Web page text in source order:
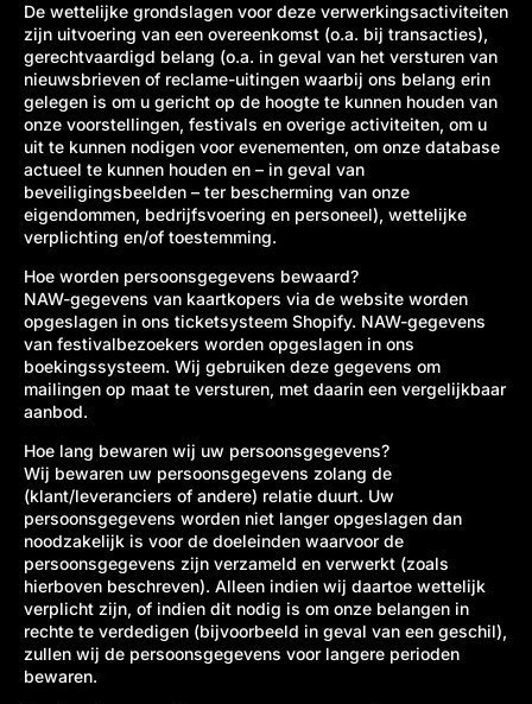
De wettelijke grondslagen voor deze verwerkingsactiviteiten
zijn uitvoering van een overeenkomst (o.a. bij transacties),
gerechtvaardigd belang (o.a. in geval van het versturen van
nieuwsbrieven of reclame-uitingen waarbij ons belang erin
gelegen is om u gericht op de hoogte te kunnen houden van
onze voorstellingen, festivals en overige activiteiten, om u
uit te kunnen nodigen voor evenementen, om onze database
actueel te kunnen houden en – in geval van
beveiligingsbeelden – ter bescherming van onze
eigendommen, bedrijfsvoering en personeel), wettelijke
verplichting en/of toestemming.
Hoe worden persoonsgegevens bewaard?
NAW-gegevens van kaartkopers via de website worden
opgeslagen in ons ticketsysteem Shopify. NAW-gegevens
van festivalbezoekers worden opgeslagen in ons
boekingssysteem. Wij gebruiken deze gegevens om
mailingen op maat te versturen, met daarin een vergelijkbaar
aanbod.
Hoe lang bewaren wij uw persoonsgegevens?
Wij bewaren uw persoonsgegevens zolang de
(klant/leveranciers of andere) relatie duurt. Uw
persoonsgegevens worden niet langer opgeslagen dan
noodzakelijk is voor de doeleinden waarvoor de
persoonsgegevens zijn verzameld en verwerkt (zoals
hierboven beschreven). Alleen indien wij daartoe wettelijk
verplicht zijn, of indien dit nodig is om onze belangen in
rechte te verdedigen (bijvoorbeeld in geval van een geschil),
zullen wij de persoonsgegevens voor langere perioden
bewaren.